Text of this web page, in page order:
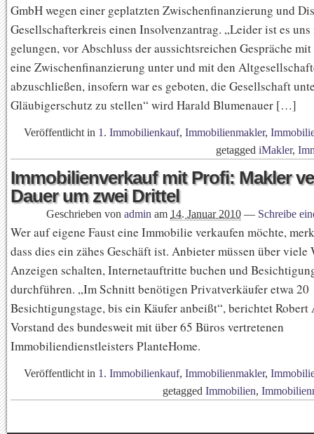
GmbH wegen einer geplatzten Zwischenfinanzierung und
Gesellschafterkreis einen Insolvenzantrag. „Leider ist es
gelungen, vor Abschluss der aussichtsreichen Gespräche
eine Zwischenfinanzierung unter und mit den
abzuschließen, insofern war es geboten, die Gesellschaft
Gläubigerschutz zu stellen“ wird Harald Blumenauer […]
Veröffentlicht in 1. Immobilienkauf, Immobilienmakler,
getagged iMakler,
Immobilienverkauf mit Profi: Makler
Dauer um zwei Drittel
Geschrieben von admin am 14. Januar 2010 — Schreibe
Wer auf eigene Faust eine Immobilie verkaufen möchte,
dass dies ein zähes Geschäft ist. Anbieter müssen über viele
Anzeigen schalten, Internetauftritte buchen und
durchführen. „Im Schnitt benötigen Privatverkäufer etwa 20
Besichtigungstage, bis ein Käufer anbeißt“, berichtet Robert
Vorstand des bundesweit mit über 65 Büros vertretenen
Immobiliendienstleisters PlanteHome.
Veröffentlicht in 1. Immobilienkauf, Immobilienmakler,
getagged Immobilien,